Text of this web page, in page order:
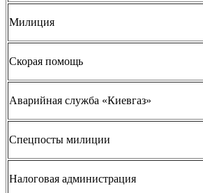
Милиция
Скорая помощь
Аварийная служба «Киевгаз»
Спецпосты милиции
Налоговая администрация